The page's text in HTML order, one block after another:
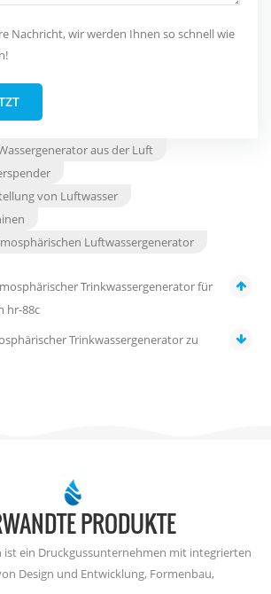
Nachricht, wir werden Ihnen so schnell wie
aus der Luft
von Luftwasser
Luftwassergenerator
Trinkwassergenerator für
hr-88c
Trinkwassergenerator zu
PRODUKTE
ist ein Druckgussunternehmen mit integrierten
Design und Entwicklung, Formenbau,